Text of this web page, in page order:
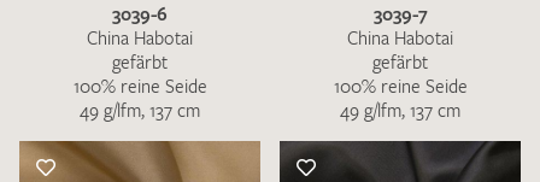
3039-6
China Habotai
gefärbt
100% reine Seide
49 g/lfm, 137 cm
3039-7
China Habotai
gefärbt
100% reine Seide
49 g/lfm, 137 cm